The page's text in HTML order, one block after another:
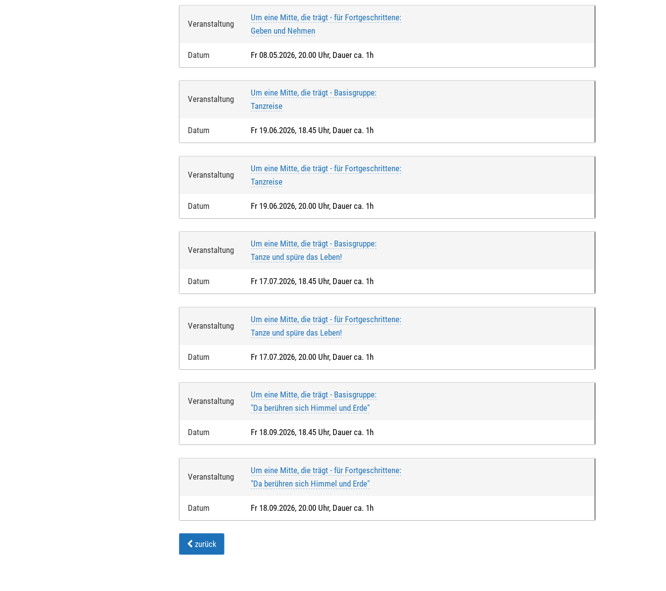
Veranstaltung
Um eine Mitte, die trägt - für Fortgeschrittene:
Geben und Nehmen
Datum Fr 08.05.2026, 20.00 Uhr, Dauer ca. 1h
Veranstaltung
Um eine Mitte, die trägt - Basisgruppe:
Tanzreise
Datum Fr 19.06.2026, 18.45 Uhr, Dauer ca. 1h
Veranstaltung
Um eine Mitte, die trägt - für Fortgeschrittene:
Tanzreise
Datum Fr 19.06.2026, 20.00 Uhr, Dauer ca. 1h
Veranstaltung
Um eine Mitte, die trägt - Basisgruppe:
Tanze und spüre das Leben!
Datum Fr 17.07.2026, 18.45 Uhr, Dauer ca. 1h
Veranstaltung
Um eine Mitte, die trägt - für Fortgeschrittene:
Tanze und spüre das Leben!
Datum Fr 17.07.2026, 20.00 Uhr, Dauer ca. 1h
Veranstaltung
Um eine Mitte, die trägt - Basisgruppe:
"Da berühren sich Himmel und Erde"
Datum Fr 18.09.2026, 18.45 Uhr, Dauer ca. 1h
Veranstaltung
Um eine Mitte, die trägt - für Fortgeschrittene:
"Da berühren sich Himmel und Erde"
Datum Fr 18.09.2026, 20.00 Uhr, Dauer ca. 1h
zurück